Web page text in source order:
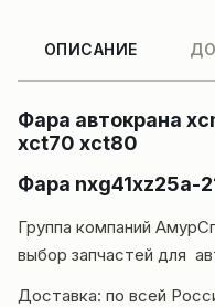
ОПИСАНИЕ
Фара автокрана
xct70 xct80
Фара nxg41xz25a-
Группа компаний
выбор запчастей для
Доставка: по всей